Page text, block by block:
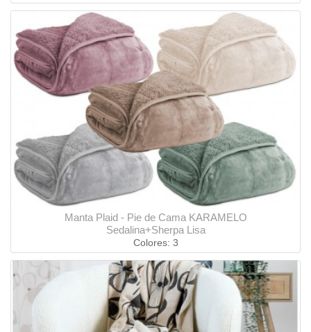
Manta Plaid - Pie de Cama KARAMELO
Sedalina+Sherpa Lisa
Colores: 3